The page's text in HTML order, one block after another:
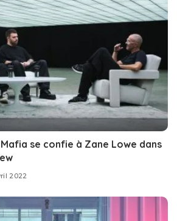
se confie à Zane Lowe dans
2022